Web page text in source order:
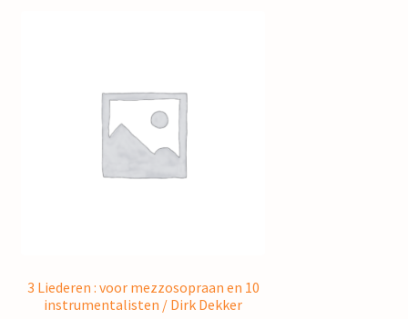
3 Liederen : voor mezzosopraan en 10
instrumentalisten / Dirk Dekker